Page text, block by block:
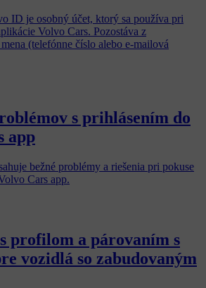
ID je osobný účet, ktorý sa používa pri
Volvo Cars. Pozostáva z
(telefónne číslo alebo e-mailová
s prihlásením do
app
bežné problémy a riešenia pri pokuse
Cars app.
profilom a párovaním s
vozidlá so zabudovaným